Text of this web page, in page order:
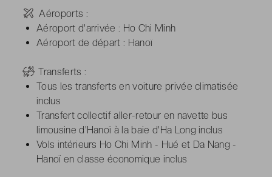
-Aéroports :
Aéroport d'arrivée : Ho Chi Minh
Aéroport de départ : Hanoï
-Transferts :
Tous les transferts en voiture privée climatisée
inclus
Transfert collectif aller-retour en navette bus
limousine d'Hanoï à la baie d'Ha Long inclus
Vols intérieurs Ho Chi Minh - Hué et Da Nang -
Hanoï en classe économique inclus